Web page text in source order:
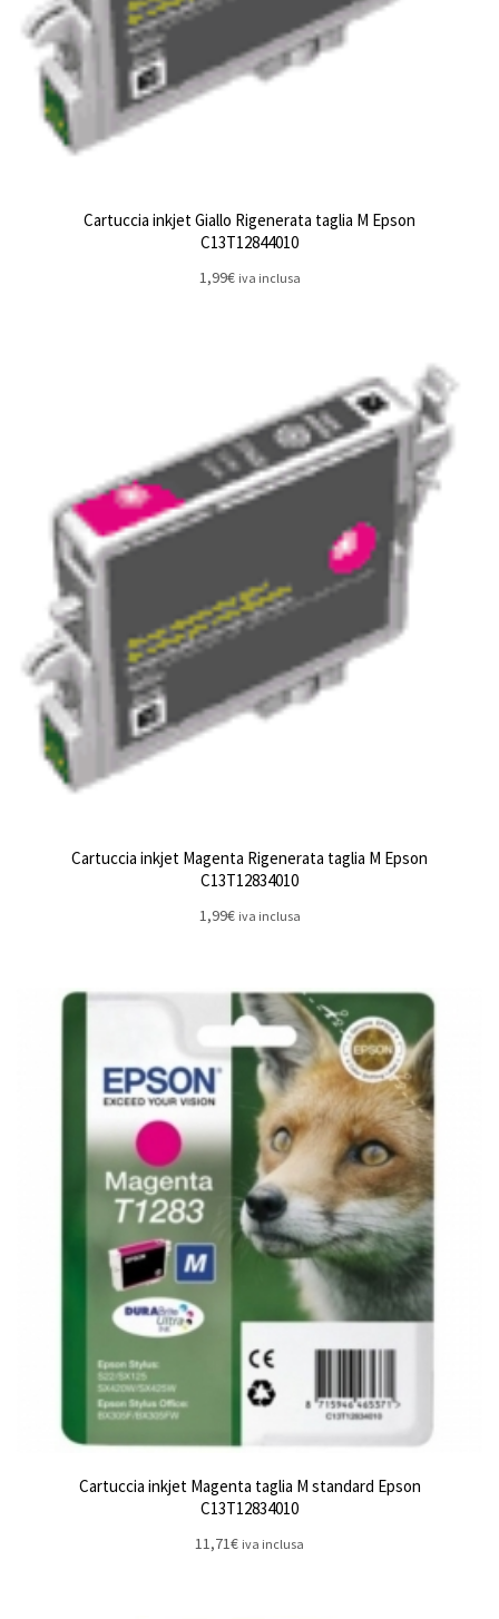
Cartuccia inkjet Giallo Rigenerata taglia M Epson
C13T12844010
1,99€ iva inclusa
Cartuccia inkjet Magenta Rigenerata taglia M Epson
C13T12834010
1,99€ iva inclusa
Cartuccia inkjet Magenta taglia M standard Epson
C13T12834010
11,71€ iva inclusa